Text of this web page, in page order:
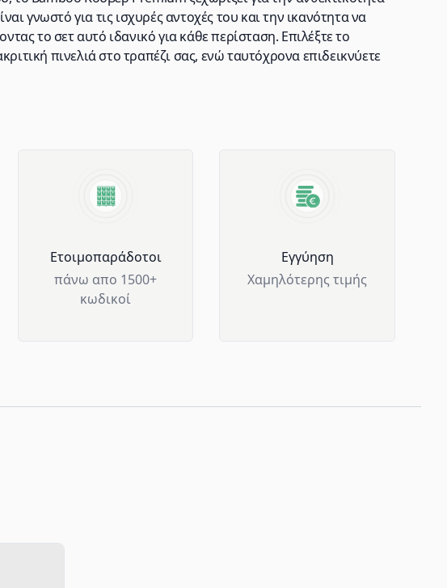
γνωστό για τις ισχυρές αντοχές του και την ικανότητα να
το σετ αυτό ιδανικό για κάθε περίσταση. Επιλέξτε το
πινελιά στο τραπέζι σας, ενώ ταυτόχρονα επιδεικνύετε
Ετοιμοπαράδοτοι
πάνω απο 1500+
κωδικοί
Eγγύηση
Χαμηλότερης τιμής